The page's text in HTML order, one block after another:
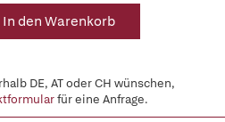
In den Warenkorb
DE, AT oder CH wünschen,
für eine Anfrage.